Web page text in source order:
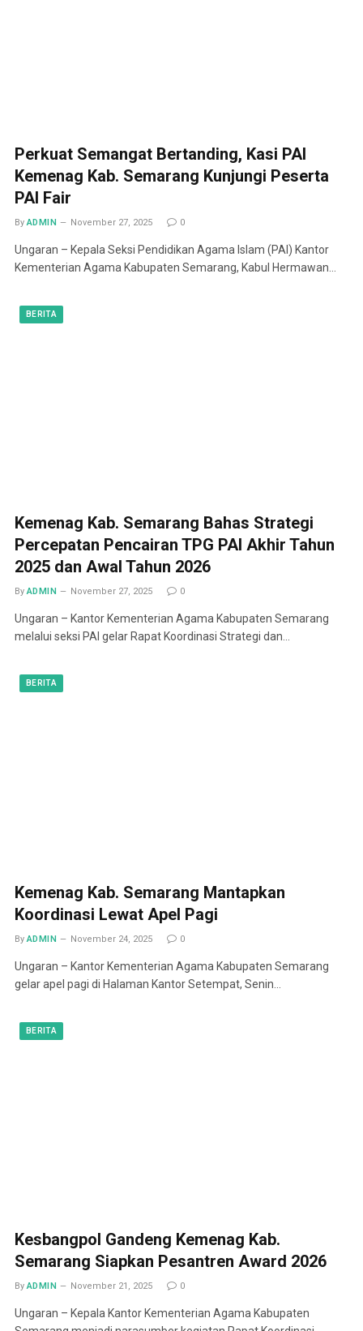
Perkuat Semangat Bertanding, Kasi PAI
Kemenag Kab. Semarang Kunjungi Peserta
PAI Fair
By ADMIN November 27, 2025 0
Ungaran – Kepala Seksi Pendidikan Agama Islam (PAI) Kantor
Kementerian Agama Kabupaten Semarang, Kabul Hermawan…
BERITA
Kemenag Kab. Semarang Bahas Strategi
Percepatan Pencairan TPG PAI Akhir Tahun
2025 dan Awal Tahun 2026
By ADMIN November 27, 2025 0
Ungaran – Kantor Kementerian Agama Kabupaten Semarang
melalui seksi PAI gelar Rapat Koordinasi Strategi dan…
BERITA
Kemenag Kab. Semarang Mantapkan
Koordinasi Lewat Apel Pagi
By ADMIN November 24, 2025 0
Ungaran – Kantor Kementerian Agama Kabupaten Semarang
gelar apel pagi di Halaman Kantor Setempat, Senin…
BERITA
Kesbangpol Gandeng Kemenag Kab.
Semarang Siapkan Pesantren Award 2026
By ADMIN November 21, 2025 0
Ungaran – Kepala Kantor Kementerian Agama Kabupaten